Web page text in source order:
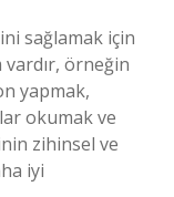
sağlamak için
örneğin
yapmak,
okumak ve
zihinsel ve
iyi